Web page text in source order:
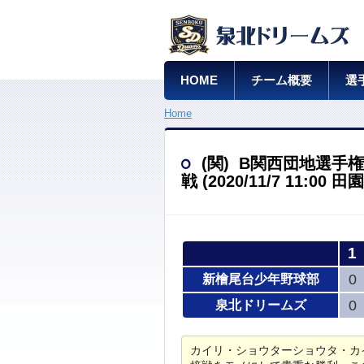
HOME チーム概要 選
Home
(関) B関西団地選手
戦 (2020/11/7 11:00 田
1
新檜尾台少年野球部 0
泉北ドリームズ 0
カイリ・ショウターショウタ・カ